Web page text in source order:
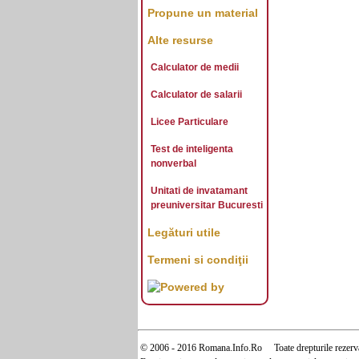
Propune un material
Alte resurse
Calculator de medii
Calculator de salarii
Licee Particulare
Test de inteligenta
nonverbal
Unitati de invatamant
preuniversitar Bucuresti
Legături utile
Termeni si condiţii
© 2006 - 2016 Romana.Info.Ro Toate drepturile